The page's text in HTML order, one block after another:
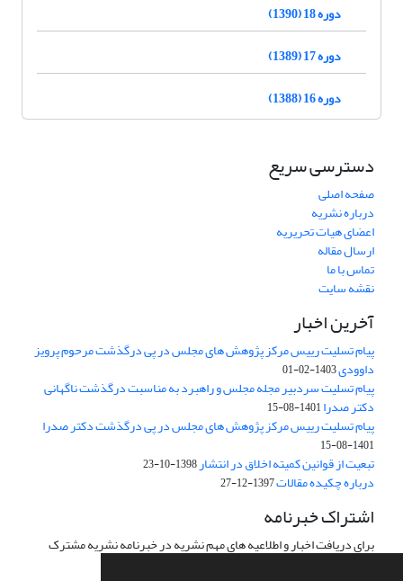
دوره 18 (1390)
دوره 17 (1389)
دوره 16 (1388)
دسترسی سریع
صفحه اصلی
درباره نشریه
اعضای هیات تحریریه
ارسال مقاله
تماس با ما
نقشه سایت
آخرین اخبار
پیام تسلیت رییس مرکز پژوهش های مجلس در پی درگذشت مرحوم پرویز
داوودی1403-02-01
پیام تسلیت سردبیر مجله مجلس و راهبرد به مناسبت درگذشت ناگهانی
دکتر صدرا1401-08-15
پیام تسلیت رییس مرکز پژوهش های مجلس در پی درگذشت دکتر صدرا
1401-08-15
تبعیت از قوانین کمیته اخلاق در انتشار1398-10-23
درباره چکیده مقالات1397-12-27
اشتراک خبرنامه
برای دریافت اخبار و اطلاعیه های مهم نشریه در خبرنامه نشریه مشترک